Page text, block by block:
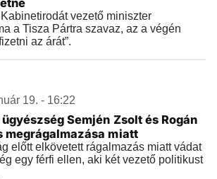
vezető miniszter
a Tisza Pártra szavaz, az a végén
az árát”.
19. - 16:22
Semjén Zsolt és Rogán
megrágalmazása miatt
előtt elkövetett rágalmazás miatt vádat
egy férfi ellen, aki két vezető politikust